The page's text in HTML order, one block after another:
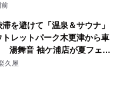
発売決定！
を避けて「温泉＆サウナ」
トレットパーク木更津から車
湯舞音 袖ケ浦店が夏フェア
提供
久屋